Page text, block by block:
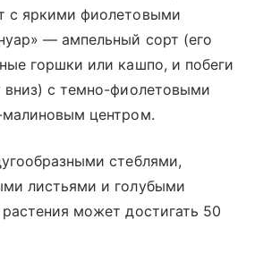
с яркими фиолетовыми
— ампельный сорт (его
горшки или кашпо, и побеги
вниз) с темно-фиолетовыми
центром.
стеблями,
листьями и голубыми
может достигать 50